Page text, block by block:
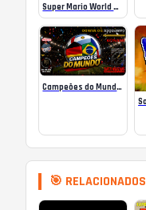
Super Mario World SA-1 Online
Campeões do Mundo (ISS) Online
🎯 RELACIONADOS